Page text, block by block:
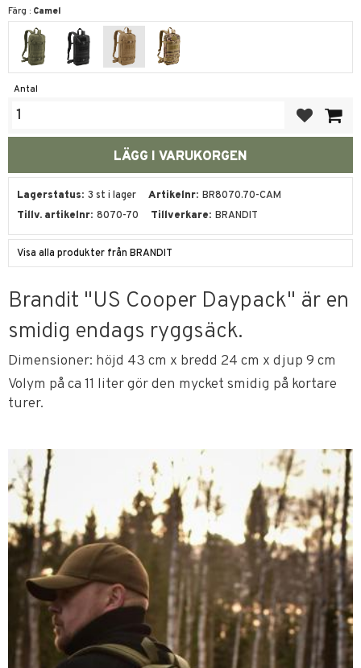
Färg : Camel
Antal
Lagerstatus 3 st i lager Artikelnr BR8070.70-CAM
Tillv. artikelnr 8070-70 Tillverkare BRANDIT
Visa alla produkter från BRANDIT
Brandit "US Cooper Daypack" är en
smidig endags ryggsäck.
Dimensioner: höjd 43 cm x bredd 24 cm x djup 9 cm
Volym på ca 11 liter gör den mycket smidig på kortare
turer.